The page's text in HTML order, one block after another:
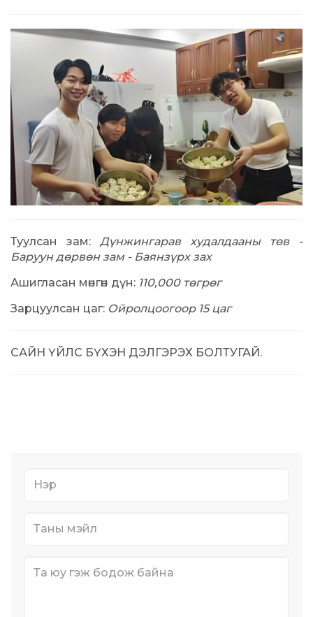
Туулсан зам: Дүнжингарав худалдааны төв -
Баруун дөрвөн зам - Баянзүрх зах
Ашигласан мөнгөн дүн: 110,000 төгрөг
Зарцуулсан цаг: Ойролцоогоор 15 цаг
САЙН ҮЙЛС БҮХЭН ДЭЛГЭРЭХ БОЛТУГАЙ.